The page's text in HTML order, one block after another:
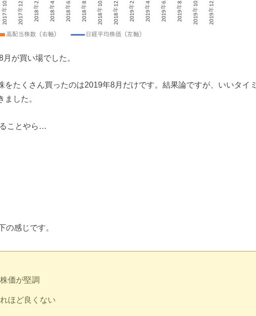
が買い場でした。
をたくさん買ったのは2019年8月だけです。結果論ですが、いいタイミ
した。
ことやら…
の感じです。
価が堅調
ほど良くない